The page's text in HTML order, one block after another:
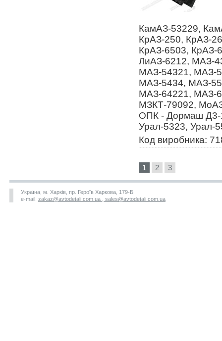
КамАЗ-53229,
КрАЗ-250, КрАЗ-
КрАЗ-6503, КрАЗ-
ЛиАЗ-6212, МАЗ-
МАЗ-54321, МАЗ-
МАЗ-5434, МАЗ-
МАЗ-64221, МАЗ-
МЗКТ-79092,
ОПК - Дормаш Д3-
Урал-5323, Урал-
Код виробника:
1 2 3
Україна, м. Харків, пр. Героїв Харкова, 179-Б
e-mail: zakaz@avtodetali.com.ua , sales@avtodetali.com.ua